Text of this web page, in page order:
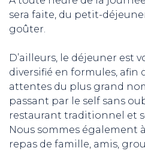
sera faite, du petit-
goûter.
D’ailleurs, le déjeuner est
diversifié en formules, afin
attentes du plus grand
passant par le self sans
restaurant traditionnel et
Nous sommes également
repas de famille, amis,